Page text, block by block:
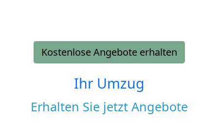
Kostenlose Angebote erhalten
Ihr Umzug
Erhalten Sie jetzt Angebote